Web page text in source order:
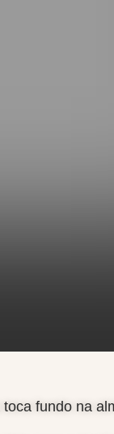
fundo na